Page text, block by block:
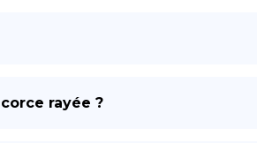
rayée ?